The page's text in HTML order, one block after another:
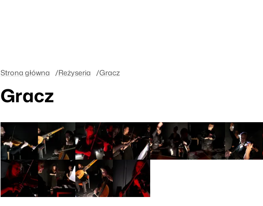
Strona główna Reżyseria Gracz
Gracz